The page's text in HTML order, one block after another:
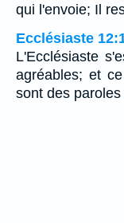
qui l'envoie; Il
Ecclésiaste
L'Ecclésiaste
agréables; et
sont des